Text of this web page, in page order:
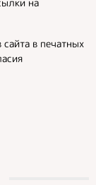
в печатных